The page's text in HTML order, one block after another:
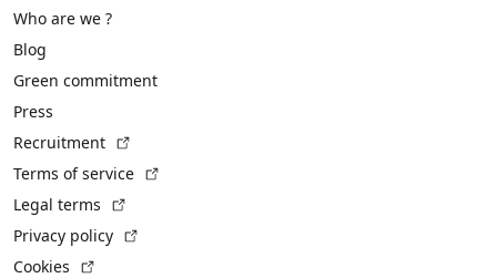
Who are we ?
Blog
Green commitment
Press
Recruitment
Terms of service
Legal terms
Privacy policy
Cookies